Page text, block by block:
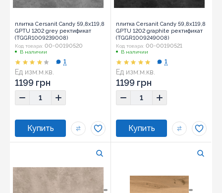
плитка Cersanit Candy 59,8x119,8
GPTU 1202 grey ректификат
(TGGR1009239008)
Код товара: 00-00190520
В наличии
Ед изм:м.кв.
1
1199 грн
плитка Cersanit Candy 59,8x119,8
GPTU 1202 graphite ректификат
(TGGR1009249008)
Код товара: 00-00190521
В наличии
Ед изм:м.кв.
1
1199 грн